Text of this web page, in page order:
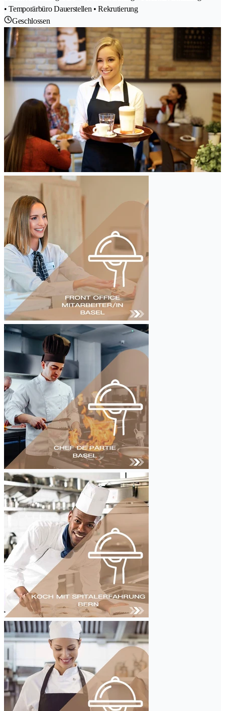
• Temporärbüro Dauerstellen • Rekrutierung
Geschlossen